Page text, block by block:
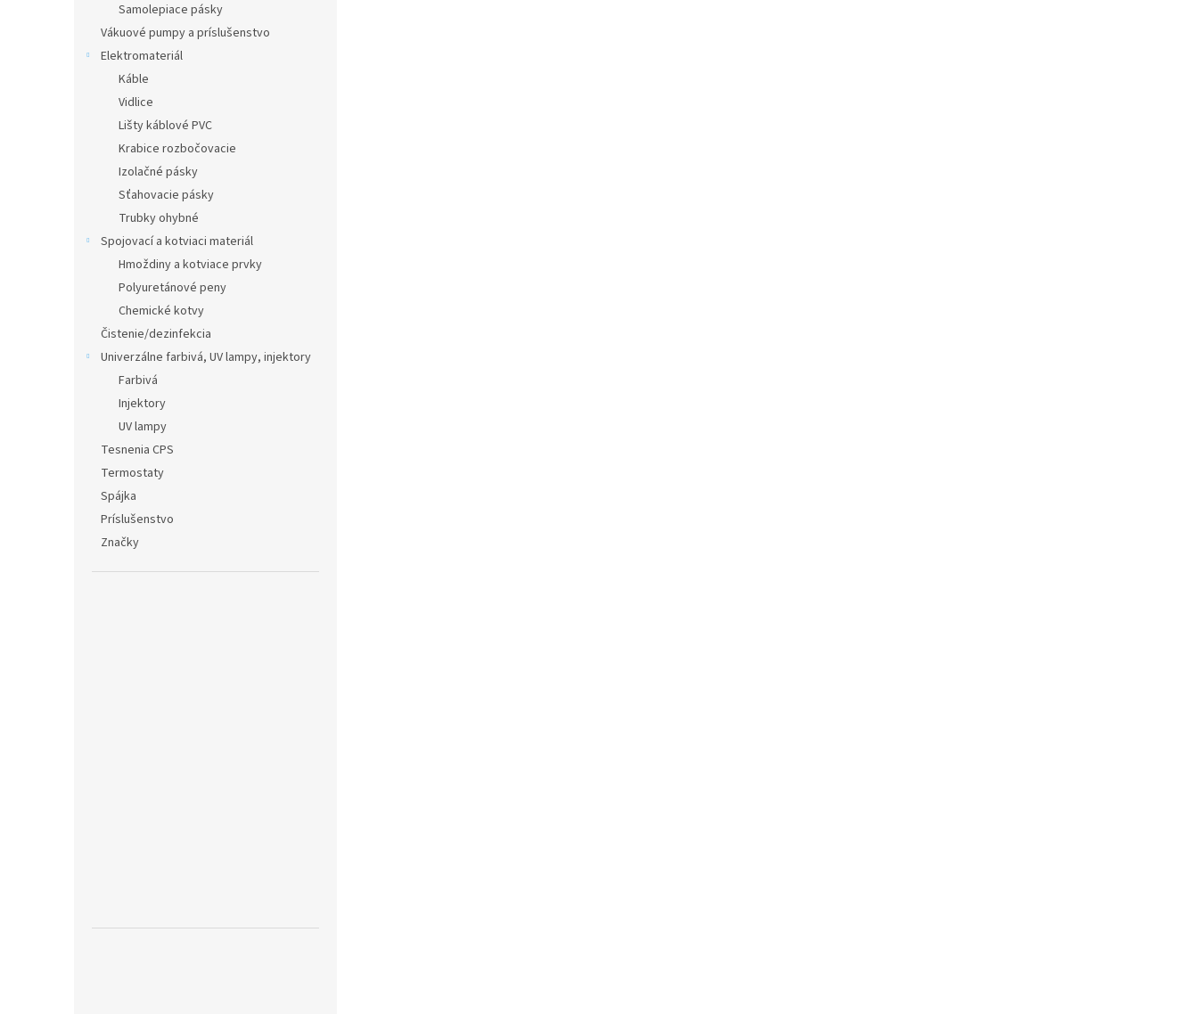
Samolepiace pásky
Vákuové pumpy a príslušenstvo
Elektromateriál
Káble
Vidlice
Lišty káblové PVC
Krabice rozbočovacie
Izolačné pásky
Sťahovacie pásky
Trubky ohybné
Spojovací a kotviaci materiál
Hmoždiny a kotviace prvky
Polyuretánové peny
Chemické kotvy
Čistenie/dezinfekcia
Univerzálne farbivá, UV lampy, injektory
Farbivá
Injektory
UV lampy
Tesnenia CPS
Termostaty
Spájka
Príslušenstvo
Značky